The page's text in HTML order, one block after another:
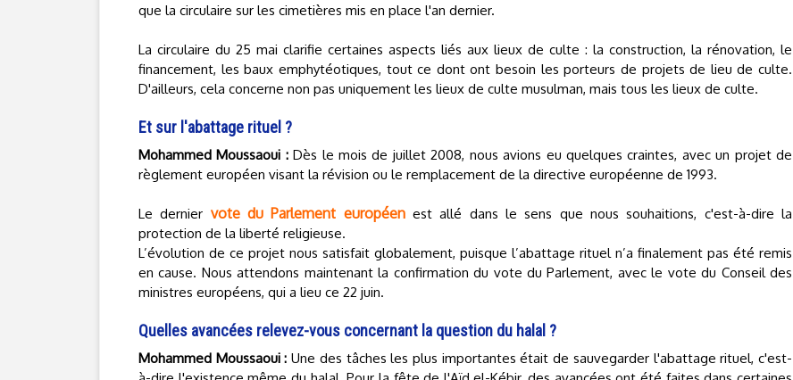
que la circulaire sur les cimetières mis en place l'an dernier.
La circulaire du 25 mai clarifie certaines aspects liés aux lieux de culte : la construction, la rénovation, le
financement, les baux emphytéotiques, tout ce dont ont besoin les porteurs de projets de lieu de culte.
D'ailleurs, cela concerne non pas uniquement les lieux de culte musulman, mais tous les lieux de culte.
Et sur l'abattage rituel ?
Mohammed Moussaoui :Dès le mois de juillet 2008, nous avions eu quelques craintes, avec un projet de
règlement européen visant la révision ou le remplacement de la directive européenne de 1993.
Le dernier vote du Parlement européenest allé dans le sens que nous souhaitions, c'est-à-dire la
protection de la liberté religieuse.
L’évolution de ce projet nous satisfait globalement, puisque l’abattage rituel n’a finalement pas été remis
en cause. Nous attendons maintenant la confirmation du vote du Parlement, avec le vote du Conseil des
ministres européens, qui a lieu ce 22 juin.
Quelles avancées relevez-vous concernant la question du halal ?
Mohammed Moussaoui : Une des tâches les plus importantes était de sauvegarder l'abattage rituel, c'est-